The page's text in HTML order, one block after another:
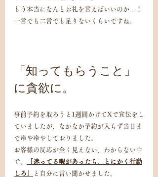
もう本当になんとお礼を言えばいいのか…！
一言でも二言でも足りないくらいですね。
「知ってもらうこと」
に貪欲に。
事前予約を取ろうと1週間かけてXで宣伝をし
ていましたが、なかなか予約が入らず当日ま
で冷や冷やしておりました。
お客様の反応が全く見えない、わからない中
で、
「迷ってる暇があったら、とにかく行動
しろ」
と自分に言い聞かせました。